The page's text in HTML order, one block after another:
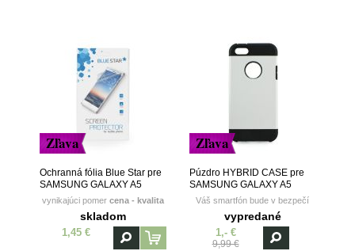
Zľava
Ochranná fólia Blue Star pre
SAMSUNG GALAXY A5
(A500)
vynikajúci pomer cena - kvalita
skladom
1,45 €
Zľava
Púzdro HYBRID CASE pre
SAMSUNG GALAXY A5
(A500) - biele
Váš smartfón bude v bezpečí
vypredané
1,- €
9,99 €